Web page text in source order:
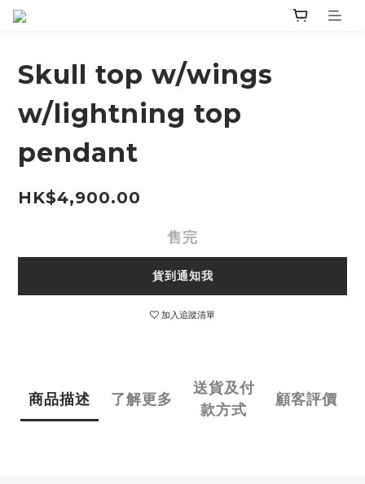
Skull top w/wings
w/lightning top
pendant
HK$4,900.00
售完
貨到通知我
加入追蹤清單
商品描述 了解更多
送貨及付
款方式
顧客評價